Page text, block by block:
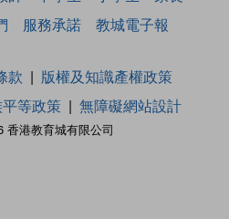
服務承諾 教城電子報
香港教育城有限公司
款
版權及知識產權政策
等政策 無障礙網站設計